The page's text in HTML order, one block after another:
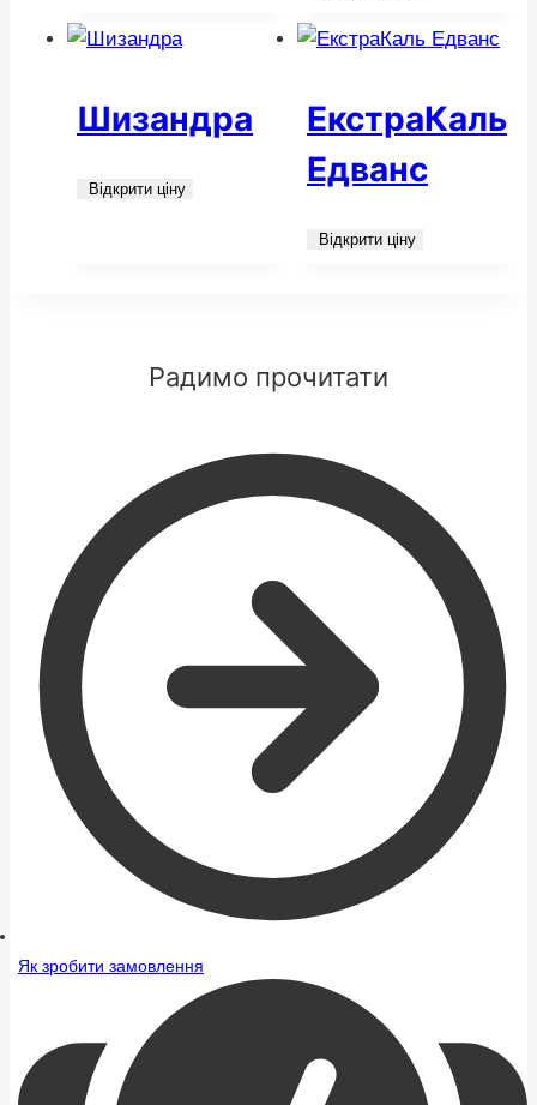
Шизандра
Відкрити ціну
ЕкстраКаль
Едванс
Відкрити ціну
Радимо прочитати
Як зробити замовлення